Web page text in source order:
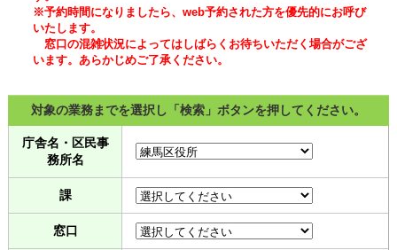
待ち状況確認
交付状況確認
混雑予想カレンダー
※予約時間になりましたら、web予約された方を優先的にお呼び
いたします。
窓口の混雑状況によってはしばらくお待ちいただく場合がござ
います。あらかじめご了承ください。
対象の業務までを選択し「検索」ボタンを押してください。
庁舎名・区民事
務所名
課
窓口